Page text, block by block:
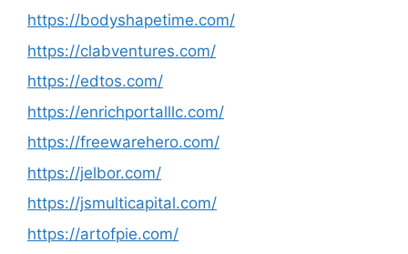
https://bodyshapetime.com/
https://clabventures.com/
https://edtos.com/
https://enrichportalllc.com/
https://freewarehero.com/
https://jelbor.com/
https://jsmulticapital.com/
https://artofpie.com/